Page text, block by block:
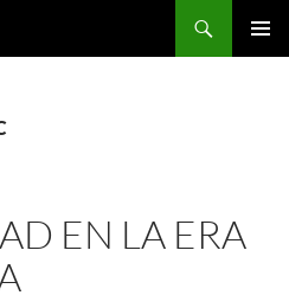
EN LA ERA